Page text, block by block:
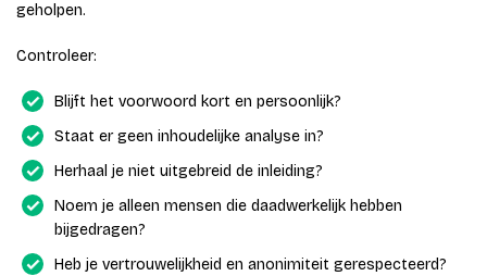
geholpen.
Controleer:
Blijft het voorwoord kort en persoonlijk?
Staat er geen inhoudelijke analyse in?
Herhaal je niet uitgebreid de inleiding?
Noem je alleen mensen die daadwerkelijk hebben
bijgedragen?
Heb je vertrouwelijkheid en anonimiteit gerespecteerd?